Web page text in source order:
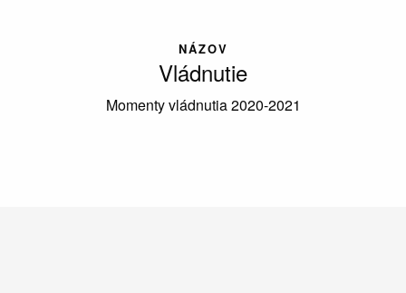
NÁZOV
Vládnutie
Momenty vládnutia 2020-2021